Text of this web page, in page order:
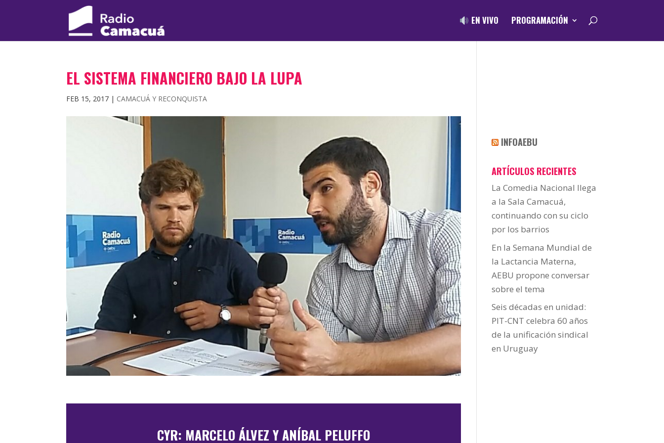
EN VIVO PROGRAMACIÓN
EL SISTEMA FINANCIERO BAJO LA LUPA
FEB 15, 2017 | CAMACUÁ Y RECONQUISTA
CYR: MARCELO ÁLVEZ Y ANÍBAL PELUFFO
INFOAEBU
ARTÍCULOS RECIENTES
La Comedia Nacional llega
a la Sala Camacuá,
continuando con su ciclo
por los barrios
En la Semana Mundial de
la Lactancia Materna,
AEBU propone conversar
sobre el tema
Seis décadas en unidad:
PIT-CNT celebra 60 años
de la unificación sindical
en Uruguay